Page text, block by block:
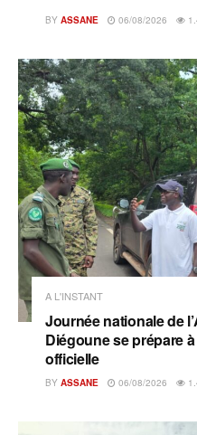
BY ASSANE 06/08/2026
A L'INSTANT
Journée nationale de
Diégoune se prépare
officielle
BY ASSANE 06/08/2026